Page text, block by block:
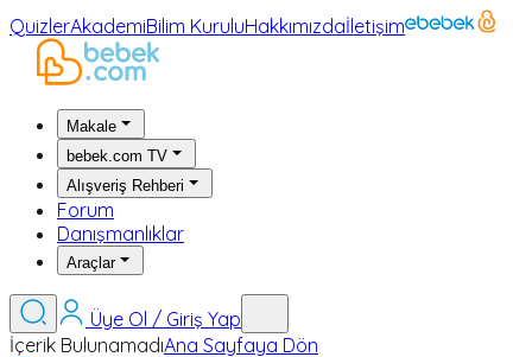
QuizlerAkademiBilim KuruluHakkımızdaİletişim
Makale
bebek.com TV
Alışveriş Rehberi
Forum
Danışmanlıklar
Araçlar
Üye Ol / Giriş Yap
İçerik BulunamadıAna Sayfaya Dön